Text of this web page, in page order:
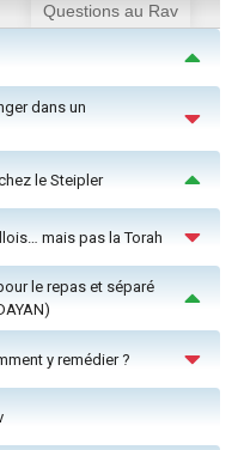
Questions au Rav
dans un
le Steipler
mais pas la Torah
le repas et séparé
y remédier ?